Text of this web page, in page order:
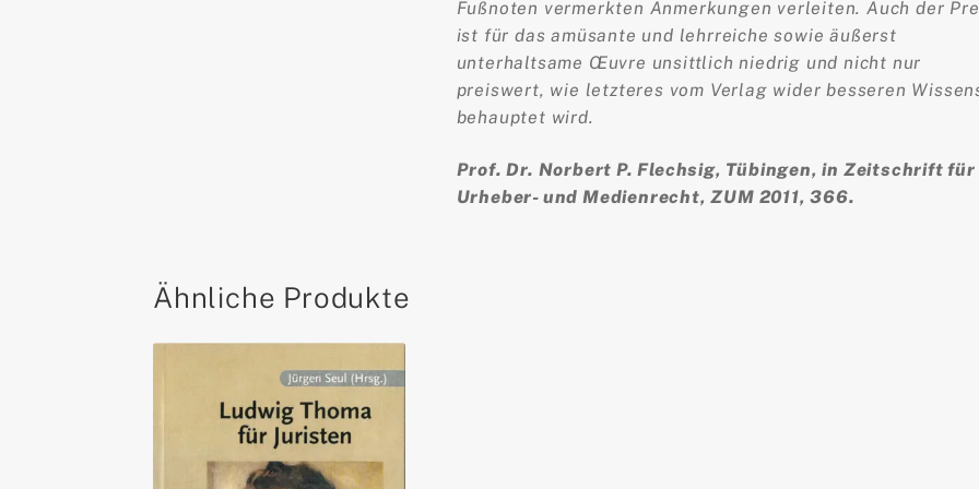
Fußnoten vermerkten Anmerkungen verleiten. Auch der
ist für das amüsante und lehrreiche sowie äußerst
unterhaltsame Œuvre unsittlich niedrig und nicht nur
preiswert, wie letzteres vom Verlag wider besseren
behauptet wird.
Prof. Dr. Norbert P. Flechsig, Tübingen, in Zeitschrift für
Urheber- und Medienrecht, ZUM 2011, 366.
Ähnliche Produkte